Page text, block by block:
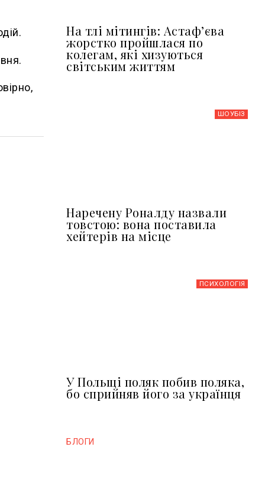
На тлі мітингів: Астафʼєва
жорстко пройшлася по
колегам, які хизуються
світським життям
ШОУБIЗ
Наречену Роналду назвали
товстою: вона поставила
хейтерів на місце
ПСИХОЛОГІЯ
У Польщі поляк побив поляка,
бо сприйняв його за українця
БЛОГИ